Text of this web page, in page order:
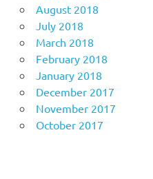
August 2018
July 2018
March 2018
February 2018
January 2018
December 2017
November 2017
October 2017